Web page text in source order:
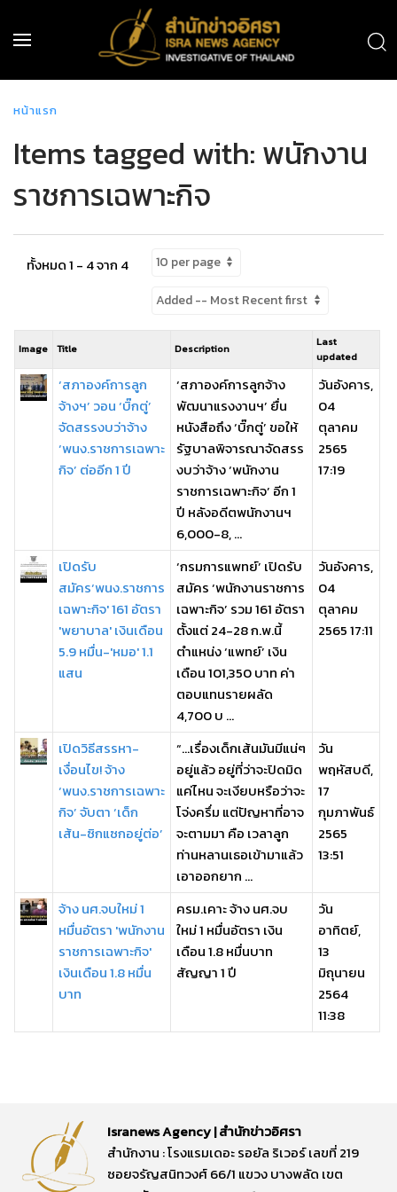
หน้าแรก
Items tagged with: พนักงาน
ราชการเฉพาะกิจ
ทั้งหมด 1 - 4 จาก 4
Image Title Description
Last
updated
‘สภาองค์การลูก
จ้างฯ’ วอน ‘บิ๊กตู่’
จัดสรรงบว่าจ้าง
‘พนง.ราชการเฉพาะ
กิจ’ ต่ออีก 1 ปี
‘สภาองค์การลูกจ้าง
พัฒนาแรงงานฯ’ ยื่น
หนังสือถึง ‘บิ๊กตู่’ ขอให้
รัฐบาลพิจารณาจัดสรร
งบว่าจ้าง ‘พนักงาน
ราชการเฉพาะกิจ’ อีก 1
ปี หลังอดีตพนักงานฯ
6,000-8, ...
วันอังคาร,
04
ตุลาคม
2565
17:19
เปิดรับ
สมัคร‘พนง.ราชการ
เฉพาะกิจ' 161 อัตรา
'พยาบาล' เงินเดือน
5.9 หมื่น-'หมอ' 1.1
แสน
‘กรมการแพทย์’ เปิดรับ
สมัคร ‘พนักงานราชการ
เฉพาะกิจ’ รวม 161 อัตรา
ตั้งแต่ 24-28 ก.พ.นี้
ตำแหน่ง ‘แพทย์’ เงิน
เดือน 101,350 บาท ค่า
ตอบแทนรายผลัด
4,700 บ ...
วันอังคาร,
04
ตุลาคม
2565 17:11
เปิดวิธีสรรหา-
เงื่อนไข! จ้าง
‘พนง.ราชการเฉพาะ
กิจ’ จับตา ‘เด็ก
เส้น-ซิกแซกอยู่ต่อ’
“…เรื่องเด็กเส้นมันมีแน่ๆ
อยู่แล้ว อยู่ที่ว่าจะปิดมิด
แค่ไหน จะเงียบหรือว่าจะ
โจ่งครึ่ม แต่ปัญหาที่อาจ
จะตามมา คือ เวลาลูก
ท่านหลานเธอเข้ามาแล้ว
เอาออกยาก ...
วัน
พฤหัสบดี,
17
กุมภาพันธ์
2565
13:51
จ้าง นศ.จบใหม่ 1
หมื่นอัตรา 'พนักงาน
ราชการเฉพาะกิจ'
เงินเดือน 1.8 หมื่น
บาท
ครม.เคาะ จ้าง นศ.จบ
ใหม่ 1 หมื่นอัตรา เงิน
เดือน 1.8 หมื่นบาท
สัญญา 1 ปี
วัน
อาทิตย์,
13
มิถุนายน
2564
11:38
Isranews Agency | สำนักข่าวอิศรา
สำนักงาน : โรงแรมเดอะ รอยัล ริเวอร์ เลขที่ 219
ซอยจรัญสนิทวงศ์ 66/1 แขวง บางพลัด เขต